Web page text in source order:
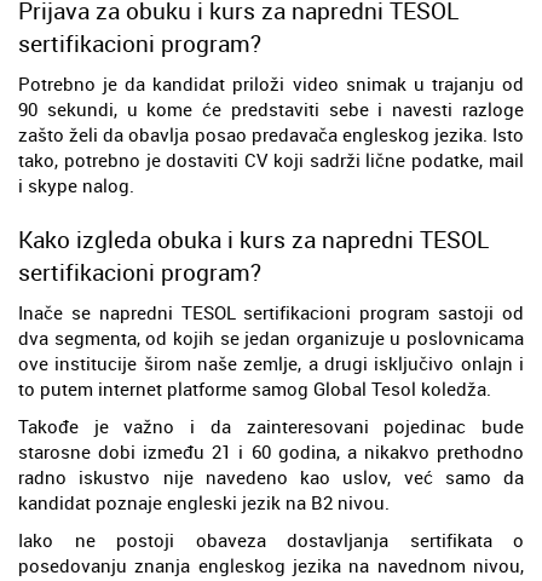
Prijava za obuku i kurs za napredni TESOL
sertifikacioni program?
Potrebno je da kandidat priloži video snimak u trajanju od
90 sekundi, u kome će predstaviti sebe i navesti razloge
zašto želi da obavlja posao predavača engleskog jezika. Isto
tako, potrebno je dostaviti CV koji sadrži lične podatke, mail
i skype nalog.
Kako izgleda obuka i kurs za napredni TESOL
sertifikacioni program?
Inače se napredni TESOL sertifikacioni program sastoji od
dva segmenta, od kojih se jedan organizuje u poslovnicama
ove institucije širom naše zemlje, a drugi isključivo onlajn i
to putem internet platforme samog Global Tesol koledža.
Takođe je važno i da zainteresovani pojedinac bude
starosne dobi između 21 i 60 godina, a nikakvo prethodno
radno iskustvo nije navedeno kao uslov, već samo da
kandidat poznaje engleski jezik na B2 nivou.
Iako ne postoji obaveza dostavljanja sertifikata o
posedovanju znanja engleskog jezika na navednom nivou,